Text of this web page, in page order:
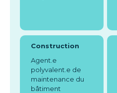
Construction
Agent.e
polyvalent.e de
maintenance du
bâtiment